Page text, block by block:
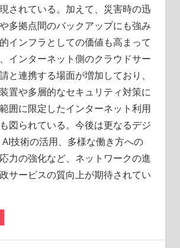
されている。加えて、災害時の迅
多拠点間のバックアップにも強み
インフラとしての価値も高まって
インターネット側のクラウドサー
と連携する場面が増加しており、
置や多層的なセキュリティ対策に
囲に限定したインターネット利用
図られている。今後は更なるデジ
技術の活用、多様な働き方への
力の強化など、ネットワークの進
サービスの質向上が期待されてい